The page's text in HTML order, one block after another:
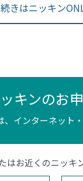
続きはニッキン
キンのお
インターネット
はお近くのニッキ